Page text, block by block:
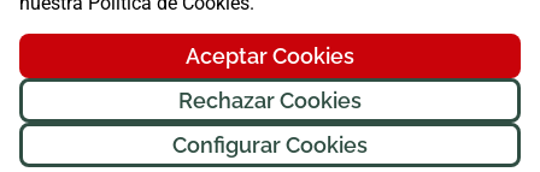
Aceptar Cookies
Rechazar Cookies
Configurar Cookies
FREMAP Ⓒ Todos los derechos reservados